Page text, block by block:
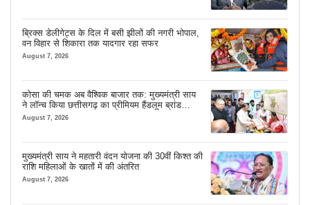
ब्रिक्स डेलीगेट्स के दिल में बसी झीलों की नगरी भोपाल,
वन विहार से शिकारा तक यादगार रहा सफर
August 7, 2026
कोसा की चमक अब वैश्विक बाजार तक: मुख्यमंत्री साय
ने लॉन्च किया छत्तीसगढ़ का प्रीमियम हैंडलूम ब्रांड
‘कोशल फैब’
August 7, 2026
मुख्यमंत्री साय ने महतारी वंदन योजना की 30वीं किश्त की
राशि महिलाओं के खातों में की अंतरित
August 7, 2026